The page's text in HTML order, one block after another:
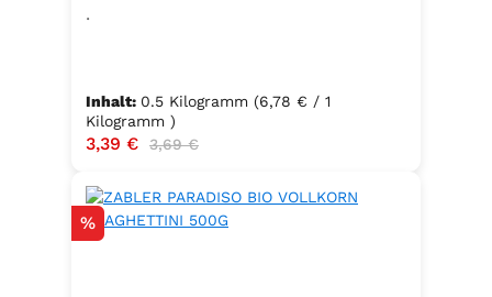
.
Inhalt: 0.5 Kilogramm (6,78 € / 1
Kilogramm )
Verkaufspreis:
3,39 € Regulärer Preis:
3,69 €
Rabatt
%